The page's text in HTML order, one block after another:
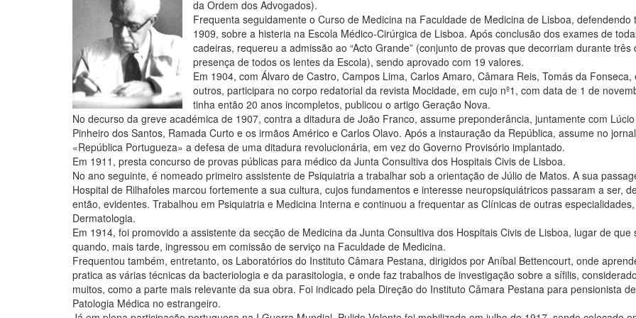
da Ordem dos Advogados).
Frequenta seguidamente o Curso de Medicina na Faculdade de Medicina de Lisboa, defendendo
1909, sobre a histeria na Escola Médico-Cirúrgica de Lisboa. Após conclusão dos exames de
cadeiras, requereu a admissão ao “Acto Grande” (conjunto de provas que decorriam durante três
presença de todos os lentes da Escola), sendo aprovado com 19 valores.
Em 1904, com Álvaro de Castro, Campos Lima, Carlos Amaro, Câmara Reis, Tomás da Fonseca,
outros, participara no corpo redatorial da revista Mocidade, em cujo nº1, com data de 1 de
tinha então 20 anos incompletos, publicou o artigo Geração Nova.
No decurso da greve académica de 1907, contra a ditadura de João Franco, assume preponderância, juntamente com Lúcio
Pinheiro dos Santos, Ramada Curto e os irmãos Américo e Carlos Olavo. Após a instauração da República, assume no jornal
«República Portugueza» a defesa de uma ditadura revolucionária, em vez do Governo Provisório implantado.
Em 1911, presta concurso de provas públicas para médico da Junta Consultiva dos Hospitais Civis de Lisboa.
No ano seguinte, é nomeado primeiro assistente de Psiquiatria a trabalhar sob a orientação de Júlio de Matos. A sua
Hospital de Rilhafoles marcou fortemente a sua cultura, cujos fundamentos e interesse neuropsiquiátricos passaram a ser,
então, evidentes. Trabalhou em Psiquiatria e Medicina Interna e continuou a frequentar as Clínicas de outras
Dermatologia.
Em 1914, foi promovido a assistente da secção de Medicina da Junta Consultiva dos Hospitais Civis de Lisboa, lugar de que
quando, mais tarde, ingressou em comissão de serviço na Faculdade de Medicina.
Frequentou também, entretanto, os Laboratórios do Instituto Câmara Pestana, dirigidos por Aníbal Bettencourt, onde
pratica as várias técnicas da bacteriologia e da parasitologia, e onde faz trabalhos de investigação sobre a sífilis,
muitos, como a parte mais relevante da sua obra. Foi indicado pela Direção do Instituto Câmara Pestana para pensionista de
Patologia Médica no estrangeiro.